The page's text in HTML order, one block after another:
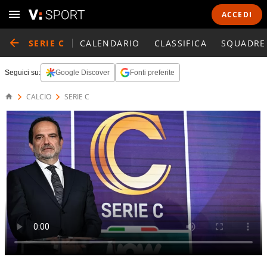
ACCEDI
SERIE C CALENDARIO CLASSIFICA SQUADRE
Seguici su: Google Discover Fonti preferite
CALCIO SERIE C